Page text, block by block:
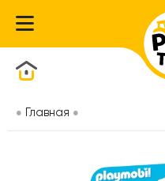
Главная
Каталог товаров